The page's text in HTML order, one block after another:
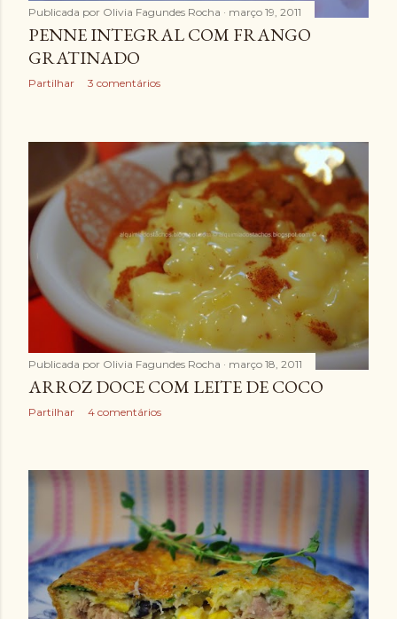
Publicada por Olivia Fagundes Rocha março 19, 2011
PENNE INTEGRAL COM FRANGO
GRATINADO
Partilhar 3 comentários
Publicada por Olivia Fagundes Rocha março 18, 2011
ARROZ DOCE COM LEITE DE COCO
Partilhar 4 comentários